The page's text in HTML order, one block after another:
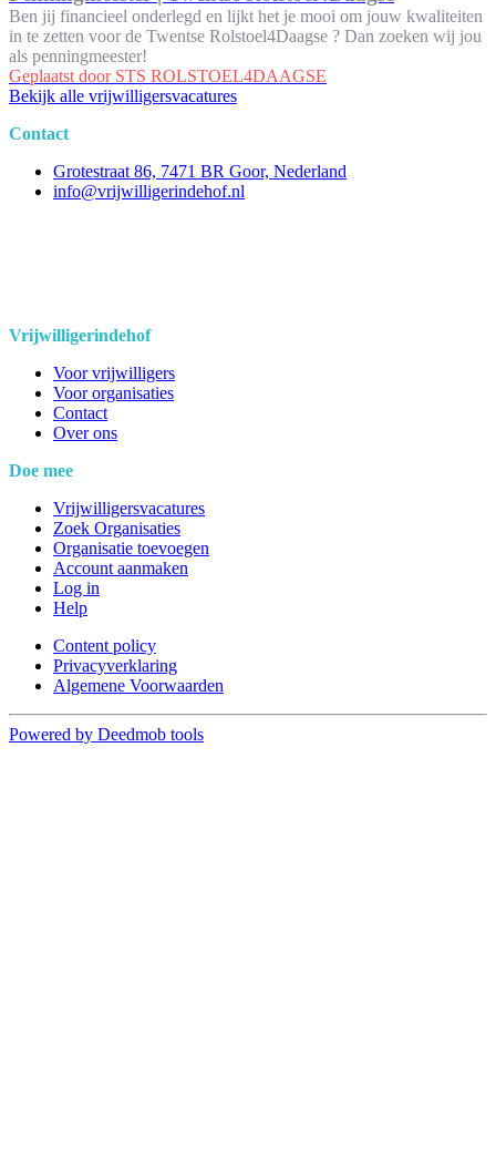
Ben jij financieel onderlegd en lijkt het je mooi om jouw kwaliteiten
in te zetten voor de Twentse Rolstoel4Daagse ? Dan zoeken wij jou
als penningmeester!
Geplaatst door STS ROLSTOEL4DAAGSE
Bekijk alle vrijwilligersvacatures
Contact
Grotestraat 86, 7471 BR Goor, Nederland
info@vrijwilligerindehof.nl
Vrijwilligerindehof
Voor vrijwilligers
Voor organisaties
Contact
Over ons
Doe mee
Vrijwilligersvacatures
Zoek Organisaties
Organisatie toevoegen
Account aanmaken
Log in
Help
Content policy
Privacyverklaring
Algemene Voorwaarden
Powered by Deedmob tools